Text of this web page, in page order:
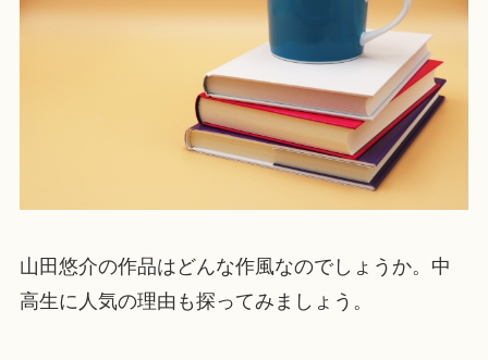
山田悠介の作品はどんな作風なのでしょうか。中
高生に人気の理由も探ってみましょう。